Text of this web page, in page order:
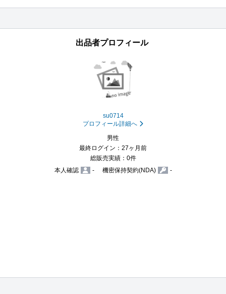
出品者プロフィール
su0714
プロフィール詳細へ
男性
最終ログイン：27ヶ月前
総販売実績：0件
本人確認
- 機密保持契約(NDA) -